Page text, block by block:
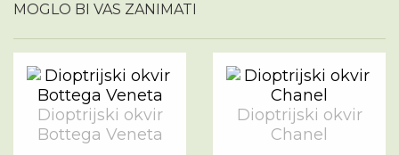
MOGLO BI VAS ZANIMATI
Dioptrijski okvir
Bottega Veneta
Dioptrijski okvir
Chanel